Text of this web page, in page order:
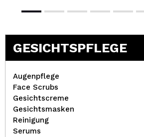
GESICHTSPFLEGE
Augenpflege
Face Scrubs
Gesichtscreme
Gesichtsmasken
Reinigung
Serums